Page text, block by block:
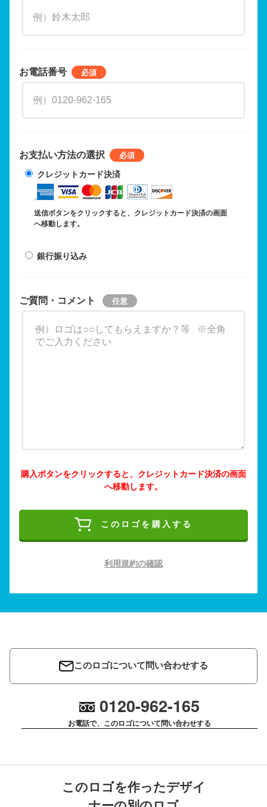
お電話番号
お支払い方法の選択
クレジットカード決済
送信ボタンをクリックすると、クレジットカード決済の画面
へ移動します。
銀行振り込み
ご質問・コメント
購入ボタンをクリックすると、クレジットカード決済の画面
へ移動します。
このロゴを購入する
利用規約の確認
このロゴについて問い合わせする
0120-962-165
お電話で、このロゴについて問い合わせする
このロゴを作ったデザイ